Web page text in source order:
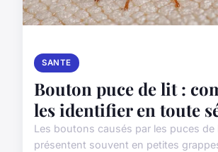
SANTE
Bouton puce de lit :
les identifier en toute
Les boutons causés par les puces de
présentent souvent en petites